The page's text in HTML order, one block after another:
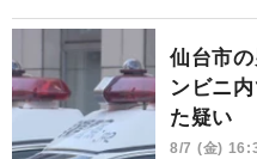
仙台市
ンビニ
た疑い
8/7 (金)